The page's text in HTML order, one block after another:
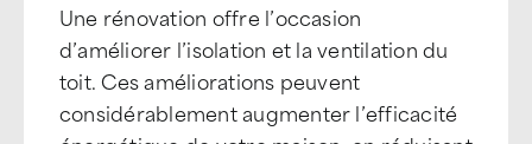
Une rénovation offre l’occasion
d’améliorer l’isolation et la ventilation du
toit. Ces améliorations peuvent
considérablement augmenter l’efficacité